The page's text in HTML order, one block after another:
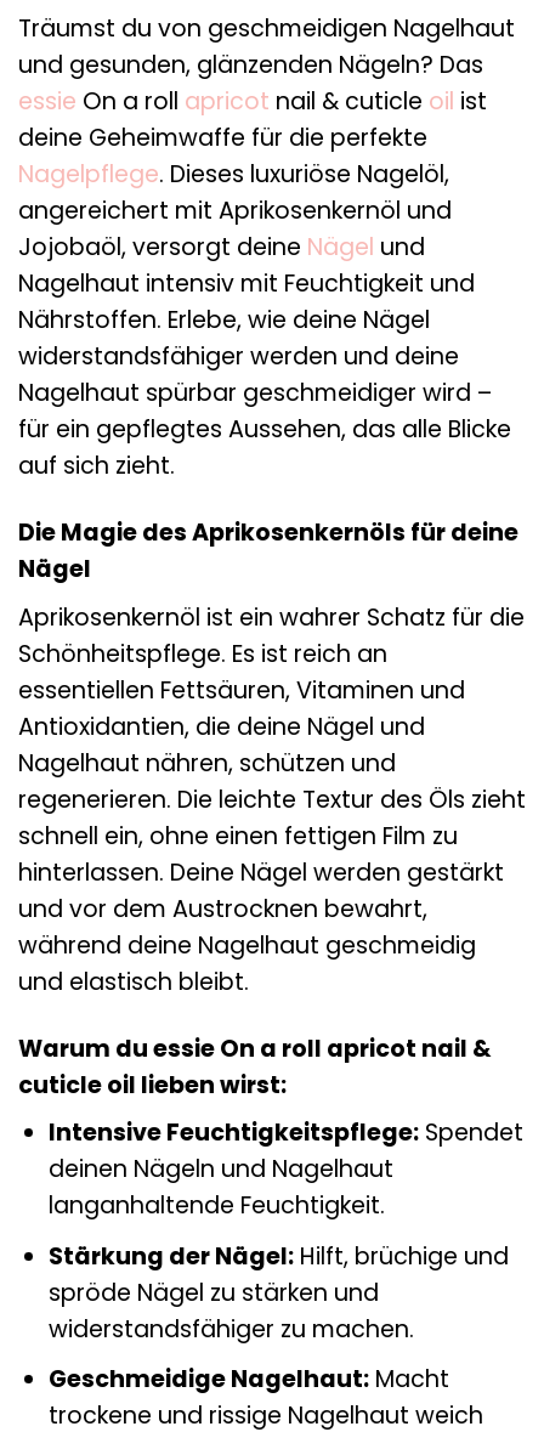
Träumst du von geschmeidigen Nagelhaut
und gesunden, glänzenden Nägeln? Das
essie On a roll apricot nail & cuticle oil ist
deine Geheimwaffe für die perfekte
Nagelpflege. Dieses luxuriöse Nagelöl,
angereichert mit Aprikosenkernöl und
Jojobaöl, versorgt deine Nägel und
Nagelhaut intensiv mit Feuchtigkeit und
Nährstoffen. Erlebe, wie deine Nägel
widerstandsfähiger werden und deine
Nagelhaut spürbar geschmeidiger wird –
für ein gepflegtes Aussehen, das alle Blicke
auf sich zieht.
Die Magie des Aprikosenkernöls für deine
Nägel
Aprikosenkernöl ist ein wahrer Schatz für die
Schönheitspflege. Es ist reich an
essentiellen Fettsäuren, Vitaminen und
Antioxidantien, die deine Nägel und
Nagelhaut nähren, schützen und
regenerieren. Die leichte Textur des Öls zieht
schnell ein, ohne einen fettigen Film zu
hinterlassen. Deine Nägel werden gestärkt
und vor dem Austrocknen bewahrt,
während deine Nagelhaut geschmeidig
und elastisch bleibt.
Warum du essie On a roll apricot nail &
cuticle oil lieben wirst:
Intensive Feuchtigkeitspflege:Spendet
deinen Nägeln und Nagelhaut
langanhaltende Feuchtigkeit.
Stärkung der Nägel:Hilft, brüchige und
spröde Nägel zu stärken und
widerstandsfähiger zu machen.
Geschmeidige Nagelhaut:Macht
trockene und rissige Nagelhaut weich